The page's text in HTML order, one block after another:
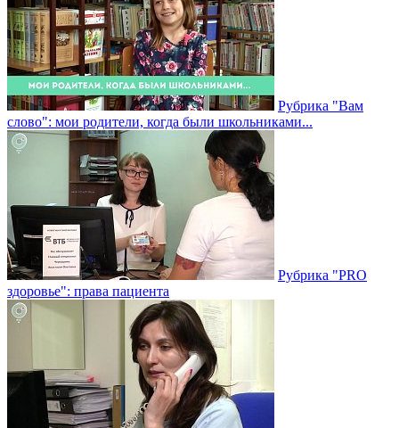
Рубрика "Вам
слово": мои родители, когда были школьниками...
Рубрика "PRO
здоровье": права пациента